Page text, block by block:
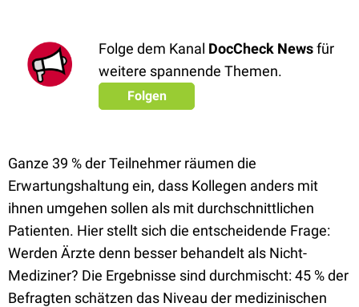
Folge dem Kanal DocCheck Newsfür
weitere spannende Themen.
Folgen
Ganze 39 % der Teilnehmer räumen die
Erwartungshaltung ein, dass Kollegen anders mit
ihnen umgehen sollen als mit durchschnittlichen
Patienten. Hier stellt sich die entscheidende Frage:
Werden Ärzte denn besser behandelt als Nicht-
Mediziner? Die Ergebnisse sind durchmischt: 45 % der
Befragten schätzen das Niveau der medizinischen